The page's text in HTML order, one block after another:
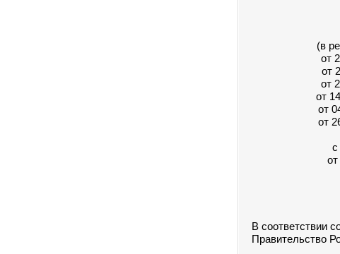
(в
от
от
от
от
от
от
В соответствии
Правительство